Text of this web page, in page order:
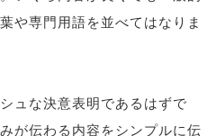
や専門用語を並べてはなりま
ュな決意表明であるはずで
が伝わる内容をシンプルに伝